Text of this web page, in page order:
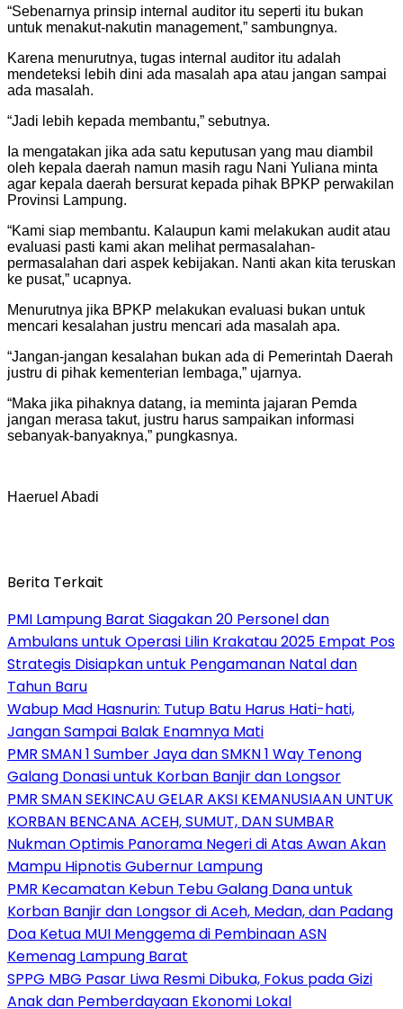
“Sebenarnya prinsip internal auditor itu seperti itu bukan
untuk menakut-nakutin management,” sambungnya.
Karena menurutnya, tugas internal auditor itu adalah
mendeteksi lebih dini ada masalah apa atau jangan sampai
ada masalah.
“Jadi lebih kepada membantu,” sebutnya.
Ia mengatakan jika ada satu keputusan yang mau diambil
oleh kepala daerah namun masih ragu Nani Yuliana minta
agar kepala daerah bersurat kepada pihak BPKP perwakilan
Provinsi Lampung.
“Kami siap membantu. Kalaupun kami melakukan audit atau
evaluasi pasti kami akan melihat permasalahan-
permasalahan dari aspek kebijakan. Nanti akan kita teruskan
ke pusat,” ucapnya.
Menurutnya jika BPKP melakukan evaluasi bukan untuk
mencari kesalahan justru mencari ada masalah apa.
“Jangan-jangan kesalahan bukan ada di Pemerintah Daerah
justru di pihak kementerian lembaga,” ujarnya.
“Maka jika pihaknya datang, ia meminta jajaran Pemda
jangan merasa takut, justru harus sampaikan informasi
sebanyak-banyaknya,” pungkasnya.
Haeruel Abadi
Berita Terkait
PMI Lampung Barat Siagakan 20 Personel dan
Ambulans untuk Operasi Lilin Krakatau 2025 Empat Pos
Strategis Disiapkan untuk Pengamanan Natal dan
Tahun Baru
Wabup Mad Hasnurin: Tutup Batu Harus Hati-hati,
Jangan Sampai Balak Enamnya Mati
PMR SMAN 1 Sumber Jaya dan SMKN 1 Way Tenong
Galang Donasi untuk Korban Banjir dan Longsor
PMR SMAN SEKINCAU GELAR AKSI KEMANUSIAAN UNTUK
KORBAN BENCANA ACEH, SUMUT, DAN SUMBAR
Nukman Optimis Panorama Negeri di Atas Awan Akan
Mampu Hipnotis Gubernur Lampung
PMR Kecamatan Kebun Tebu Galang Dana untuk
Korban Banjir dan Longsor di Aceh, Medan, dan Padang
Doa Ketua MUI Menggema di Pembinaan ASN
Kemenag Lampung Barat
SPPG MBG Pasar Liwa Resmi Dibuka, Fokus pada Gizi
Anak dan Pemberdayaan Ekonomi Lokal